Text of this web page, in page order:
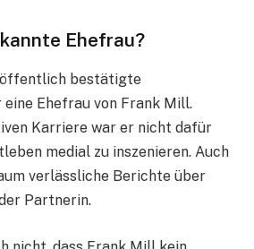
Ehefrau?
öffentlich bestätigte
eine Ehefrau von Frank Mill.
Karriere war er nicht dafür
medial zu inszenieren. Auch
verlässliche Berichte über
Partnerin.